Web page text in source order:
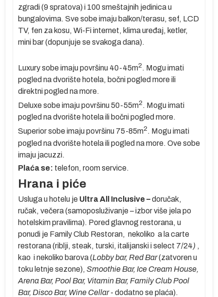
zgradi (9 spratova) i 100 smeštajnih jedinica u
bungalovima. Sve sobe imaju balkon/terasu, sef, LCD
TV, fen za kosu, Wi-Fi internet, klima uređaj, ketler,
mini bar (dopunjuje se svakoga dana).
Luxury sobe imaju površinu 40-45m2 . Mogu imati
pogled na dvorište hotela, bočni pogled more ili
direktni pogled na more.
Deluxe sobe imaju površinu 50-55m2. Mogu imati
pogled na dvorište hotela ili bočni pogled more.
Superior sobe imaju površinu 75-85m2. Mogu imati
pogled na dvorište hotela ili pogled na more. Ove sobe
imaju jacuzzi.
Plaća se: telefon, room service.
Hrana i piće
Usluga u hotelu je UltraAll Inclusive –doručak,
ručak, večera (samoposluživanje – izbor više jela po
hotelskim pravilima). Pored glavnog restorana, u
ponudi je Family Club Restoran, nekoliko a la carte
restorana (riblji, steak, turski, italijanski i select 7/24) ,
kao i nekoliko barova (Lobby bar, Red Bar(zatvoren u
toku letnje sezone), Smoothie Bar, Ice Cream House,
Arena Bar, Pool Bar, Vitamin Bar, Family Club Pool
Bar, Disco Bar, Wine Cellar- dodatno se plaća).